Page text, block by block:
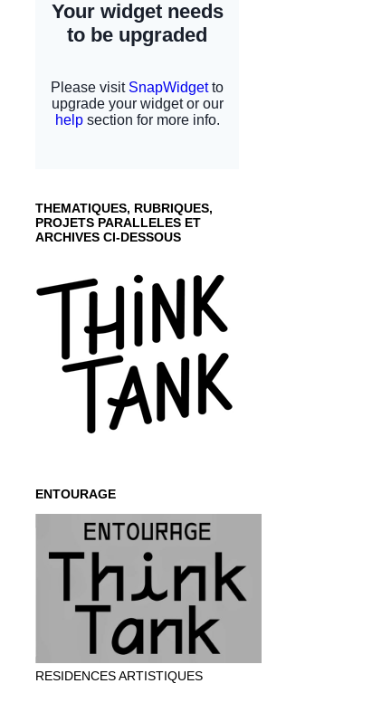
THEMATIQUES, RUBRIQUES,
PROJETS PARALLELES ET
ARCHIVES CI-DESSOUS
ENTOURAGE
RESIDENCES ARTISTIQUES